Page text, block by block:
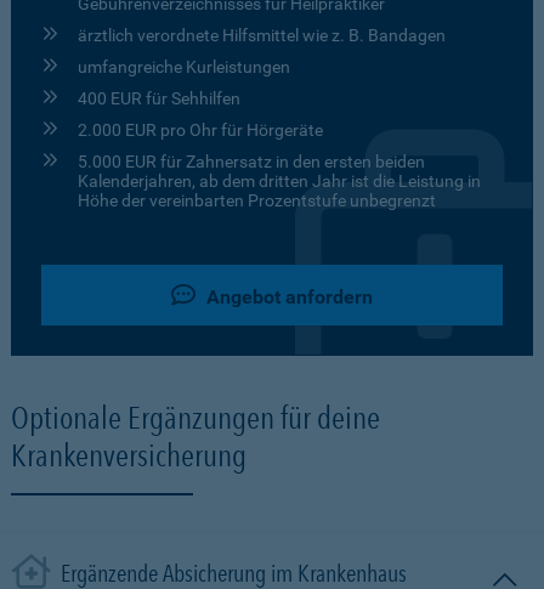
ärztlich verordnete Hilfsmittel wie z. B. Bandagen
umfangreiche Kurleistungen
400 EUR für Sehhilfen
2.000 EUR pro Ohr für Hörgeräte
5.000 EUR für Zahnersatz in den ersten beiden
Kalenderjahren, ab dem dritten Jahr ist die Leistung in
Höhe der vereinbarten Prozentstufe unbegrenzt
Angebot anfordern
Optionale Ergänzungen für deine
Krankenversicherung
Ergänzende Absicherung im Krankenhaus